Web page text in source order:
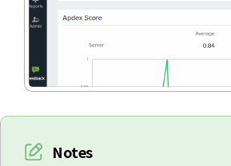
Notes